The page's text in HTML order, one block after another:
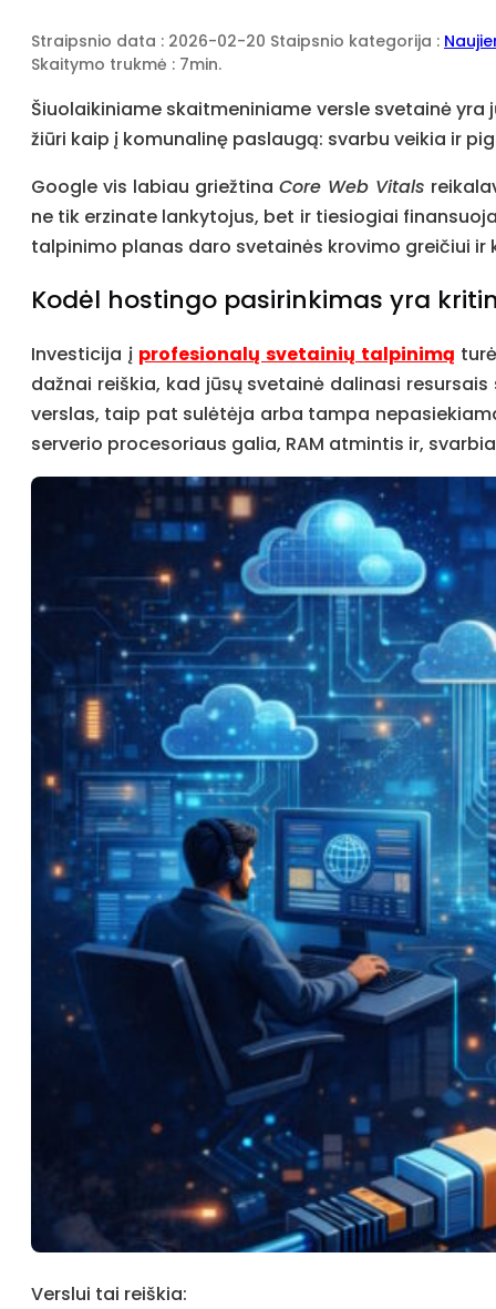
Straipsnio data : 2026-02-20 Staipsnio kategorija :
Skaitymo trukmė : 7min.
Šiuolaikiniame skaitmeniniame versle svetainė
žiūri kaip į komunalinę paslaugą: svarbu veikia ir
Google vis labiau griežtina Core Web Vitals
ne tik erzinate lankytojus, bet ir tiesiogiai
talpinimo planas daro svetainės krovimo greičiui ir
Kodėl hostingo pasirinkimas yra
Investicija į profesionalų svetainių talpinimą
dažnai reiškia, kad jūsų svetainė dalinasi
verslas, taip pat sulėtėja arba tampa
serverio procesoriaus galia, RAM atmintis ir,
Verslui tai reiškia: